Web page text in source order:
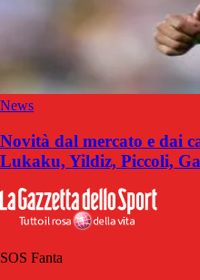
News
Novità dal mercato e dai
Lukaku, Yildiz, Piccoli,
SOS Fanta